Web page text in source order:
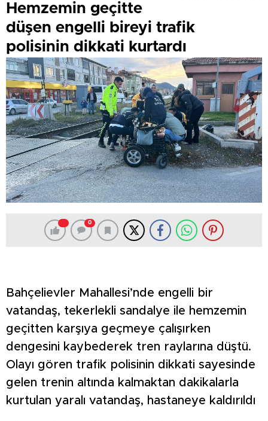
Hemzemin geçitte
düşen engelli bireyi trafik
polisinin dikkati kurtardı
0
Bahçelievler Mahallesi’nde engelli bir
vatandaş, tekerlekli sandalye ile hemzemin
geçitten karşıya geçmeye çalışırken
dengesini kaybederek tren raylarına düştü.
Olayı gören trafik polisinin dikkati sayesinde
gelen trenin altında kalmaktan dakikalarla
kurtulan yaralı vatandaş, hastaneye kaldırıldı